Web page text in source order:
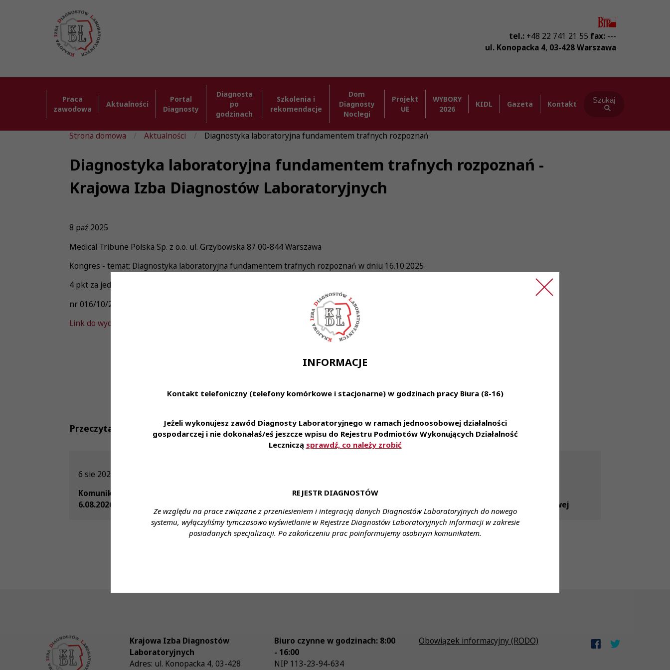
tel.: +48 22 741 21 55 fax: ---
ul. Konopacka 4, 03-428Warszawa
Praca
zawodowa
Aktualności
Portal
Diagnosty
Diagnosta
po
godzinach
Szkolenia i
rekomendacje
Dom
Diagnosty
Noclegi
Projekt
UE
WYBORY
2026
KIDL Gazeta Kontakt Szukaj
INFORMACJE
Kontakt telefoniczny (telefony komórkowe i stacjonarne) w godzinach pracy Biura (8-16)
Jeżeli wykonujesz zawód Diagnosty Laboratoryjnego w ramach jednoosobowej działalności
gospodarczej i nie dokonałaś/eś jeszcze wpisu do Rejestru Podmiotów Wykonujących Działalność
Leczniczą sprawdź, co należy zrobić
REJESTR DIAGNOSTÓW
Ze względu na prace związane z przeniesieniem i integracją danych Diagnostów Laboratoryjnych do nowego
systemu, wyłączyliśmy tymczasowo wyświetlanie w Rejestrze Diagnostów Laboratoryjnych informacji w zakresie
posiadanych specjalizacji. Po zakończeniu prac poinformujemy osobnym komunikatem.
Strona domowa Aktualności Diagnostyka laboratoryjna fundamentem trafnych rozpoznań
Diagnostyka laboratoryjna fundamentem trafnych rozpoznań -
Krajowa Izba Diagnostów Laboratoryjnych
8 paź 2025
Medical Tribune Polska Sp. z o.o. ul. Grzybowska 87 00-844 Warszawa
Kongres - temat: Diagnostyka laboratoryjna fundamentem trafnych rozpoznań w dniu 16.10.2025
4 pkt za jeden dzień
nr 016/10/2025
Link do wydarzenia
Przeczytaj również
6 sie 2026
Komunikat Prezes KRDL z dnia
6.08.2026
Diagnosta laboratoryjny 2/2026 już
Odpowiedzialności Zawodowej
Krajowa Izba Diagnostów
Laboratoryjnych
Adres: ul. Konopacka 4,03-428
Biuro czynne w godzinach: 8:00
- 16:00
NIP 113-23-94-634
Obowiązek informacyjny (RODO)